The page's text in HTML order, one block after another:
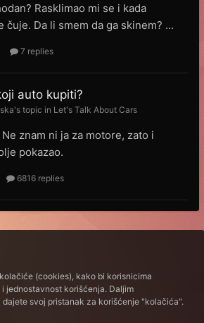
Rasklimao mi se i kada
čuje. Da li smem da ga skinem? ...
7 replies
auto kupiti?
's topic in Let's Talk About Cars
znam ni ja za motore, zato i
pokazao.
6816 replies
(cookies), kako bi korisnicima
jednostavnost korišćenja. Daljim
dajete svoj pristanak za korišćenje "kolačića".